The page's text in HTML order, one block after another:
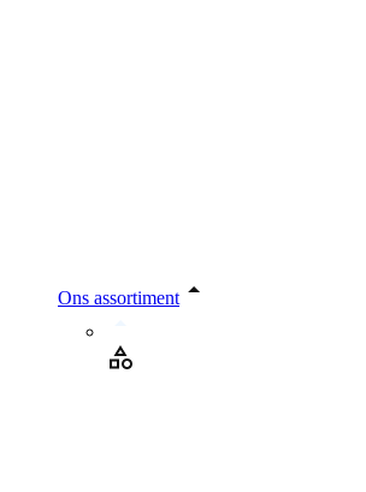
Ons assortiment